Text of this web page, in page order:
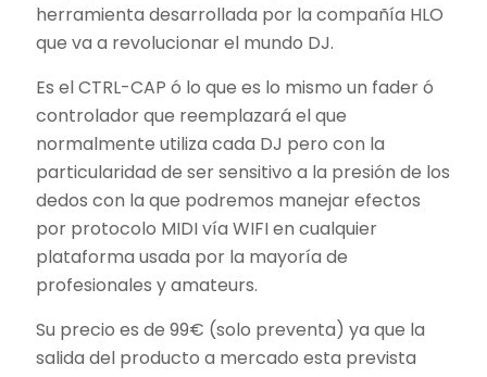
herramienta desarrollada por la compañía HLO
que va a revolucionar el mundo DJ.
Es el CTRL-CAP ó lo que es lo mismo un fader ó
controlador que reemplazará el que
normalmente utiliza cada DJ pero con la
particularidad de ser sensitivo a la presión de los
dedos con la que podremos manejar efectos
por protocolo MIDI vía WIFI en cualquier
plataforma usada por la mayoría de
profesionales y amateurs.
Su precio es de 99€ (solo preventa) ya que la
salida del producto a mercado esta prevista